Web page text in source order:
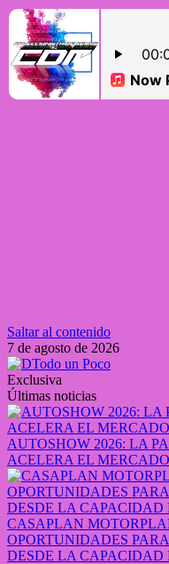
Saltar al contenido
7 de agosto de 2026
Exclusiva
Últimas noticias
AUTOSHOW 2026: LA
ACELERA EL
CASAPLAN
OPORTUNIDADES
DESDE LA CAPACIDAD